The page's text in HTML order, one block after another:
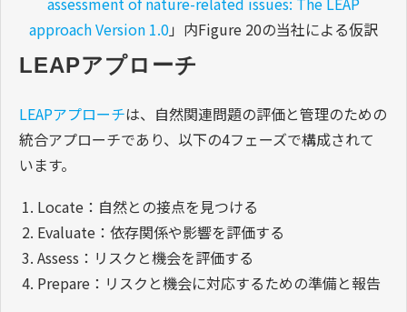
approach Version 1.0」内Figure 20の当社による仮訳
LEAPアプローチ
LEAPアプローチは、自然関連問題の評価と管理のための
統合アプローチであり、以下の4フェーズで構成されて
います。
Locate：自然との接点を見つける
Evaluate：依存関係や影響を評価する
Assess：リスクと機会を評価する
Prepare：リスクと機会に対応するための準備と報告